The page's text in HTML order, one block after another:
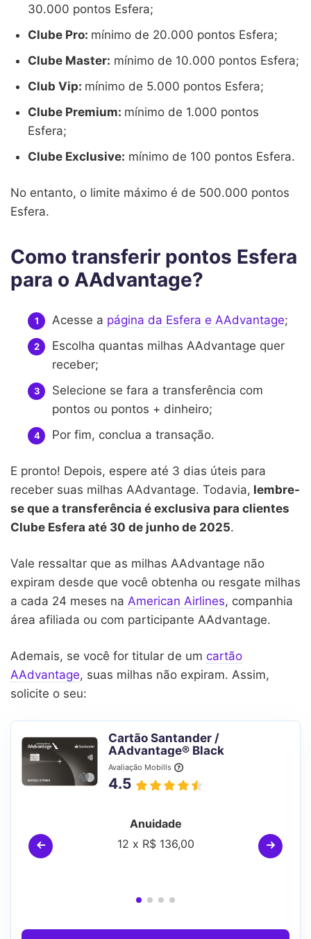
30.000 pontos Esfera;
Clube Pro: mínimo de 20.000 pontos Esfera;
Clube Master: mínimo de 10.000 pontos Esfera;
Club Vip: mínimo de 5.000 pontos Esfera;
Clube Premium: mínimo de 1.000 pontos
Esfera;
Clube Exclusive: mínimo de 100 pontos Esfera.
No entanto, o limite máximo é de 500.000 pontos
Esfera.
Como transferir pontos Esfera
para o AAdvantage?
Acesse a página da Esfera e AAdvantage;
Escolha quantas milhas AAdvantage quer
receber;
Selecione se fara a transferência com
pontos ou pontos + dinheiro;
Por fim, conclua a transação.
E pronto! Depois, espere até 3 dias úteis para
receber suas milhas AAdvantage. Todavia, lembre-
se que a transferência é exclusiva para clientes
Clube Esfera até 30 de junho de 2025.
Vale ressaltar que as milhas AAdvantage não
expiram desde que você obtenha ou resgate milhas
a cada 24 meses na American Airlines, companhia
área afiliada ou com participante AAdvantage.
Ademais, se você for titular de um cartão
AAdvantage, suas milhas não expiram. Assim,
solicite o seu:
Cartão Santander /
AAdvantage® Black
Avaliação Mobills
4.5
Anuidade
12 x R$ 136,00